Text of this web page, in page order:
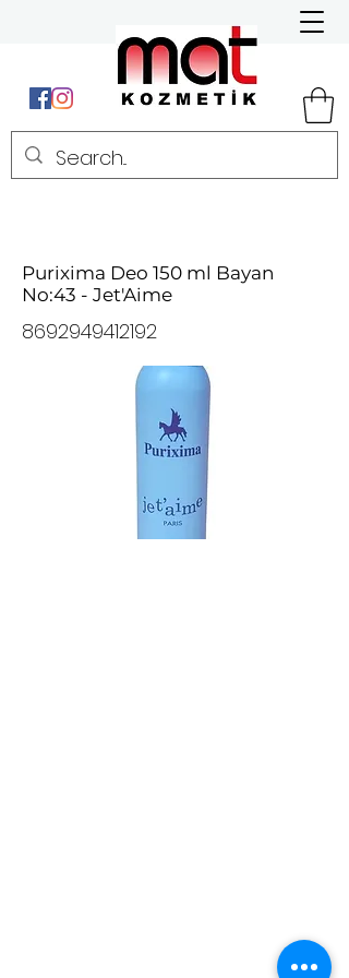
Purixima Deo 150 ml Bayan
No:43 - Jet'Aime
8692949412192